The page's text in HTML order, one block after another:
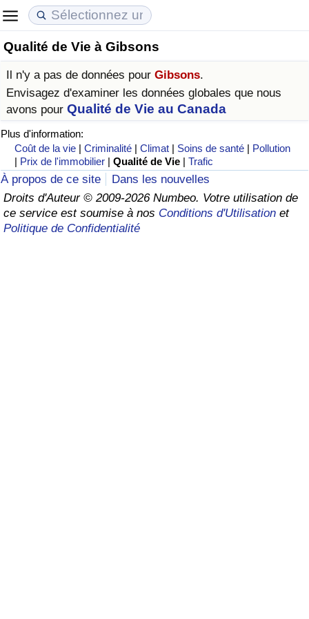
Qualité de Vie à Gibsons
Il n'y a pas de données pour Gibsons.
Envisagez d'examiner les données globales que nous
avons pour Qualité de Vie au Canada
Plus d'information:
Coût de la vie |Criminalité |Climat | Soins de santé | Pollution
| Prix de l'immobilier |Qualité de Vie |Trafic
À propos de ce site
Dans les nouvelles
Droits d'Auteur © 2009-2026 Numbeo. Votre utilisation de
ce service est soumise à nos Conditions d'Utilisation et
Politique de Confidentialité
Coût de la vie
Indice du Coût de la Vie (Actuel)
Indice du Coût de la Vie
Indice du coût de la vie par pays
à Akaba
Prix de l'immobilier
Indice des Prix de l'immobilier (Actuel)
Indice des Prix de l'immobilier
Indice des Prix de l'immobilier par Pays
Qualité de Vie
Indice de Qualité de Vie
Indice de Qualité de Vie (Actuel)
Indice de qualité de vie par pays
Criminalité
Indice de Criminalité (Actuel)